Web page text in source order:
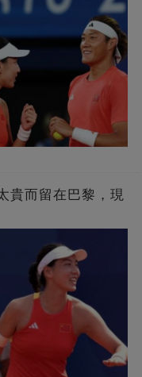
貴而留在巴黎，現